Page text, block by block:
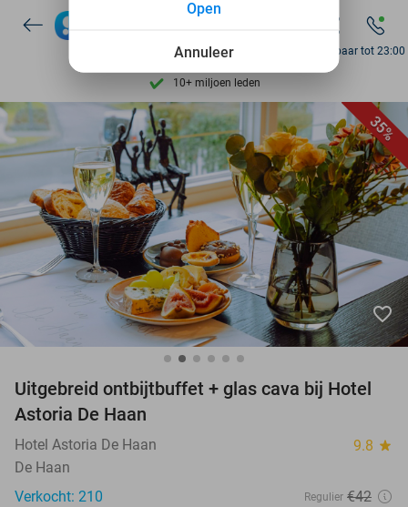
7 dagen per week beschikbaar
10+ miljoen leden
9,4
Ontdek 15.000+ deals
7 dagen per week beschikbaar
10+ miljoen leden
Bereikbaar tot 23:00
35%
favorite_border
Uitgebreid ontbijtbuffet + glas cava bij Hotel
Astoria De Haan
Hotel Astoria De Haan 9.8 star
De Haan
Verkocht: 210
Regulier €42
Annuleer
Open